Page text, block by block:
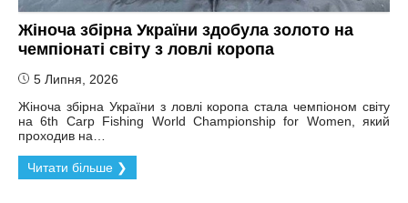
Жіноча збірна України здобула золото на
чемпіонаті світу з ловлі коропа
5 Липня, 2026
Жіноча збірна України з ловлі коропа стала чемпіоном світу
на 6th Carp Fishing World Championship for Women, який
проходив на…
Читати більше ❯